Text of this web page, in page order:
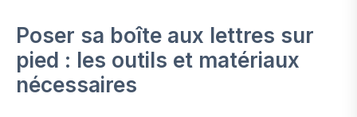
Poser sa boîte aux lettres sur
pied : les outils et matériaux
nécessaires